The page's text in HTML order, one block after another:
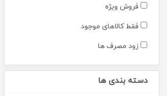
فروش ویژه
فقط کالاهای موجود
زود مصرف ها
دسته بندی ها